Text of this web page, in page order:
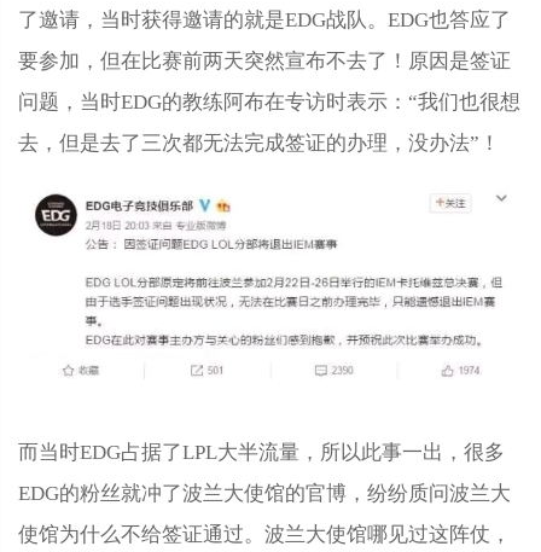
了邀请，当时获得邀请的就是EDG战队。EDG也答应了
要参加，但在比赛前两天突然宣布不去了！原因是签证
问题，当时EDG的教练阿布在专访时表示：“我们也很想
去，但是去了三次都无法完成签证的办理，没办法”！
而当时EDG占据了LPL大半流量，所以此事一出，很多
EDG的粉丝就冲了波兰大使馆的官博，纷纷质问波兰大
使馆为什么不给签证通过。波兰大使馆哪见过这阵仗，